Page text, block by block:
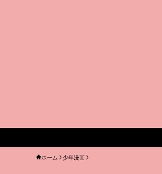
ホーム 少年漫画